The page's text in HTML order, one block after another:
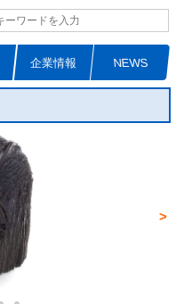
企業情報 NEWS
>